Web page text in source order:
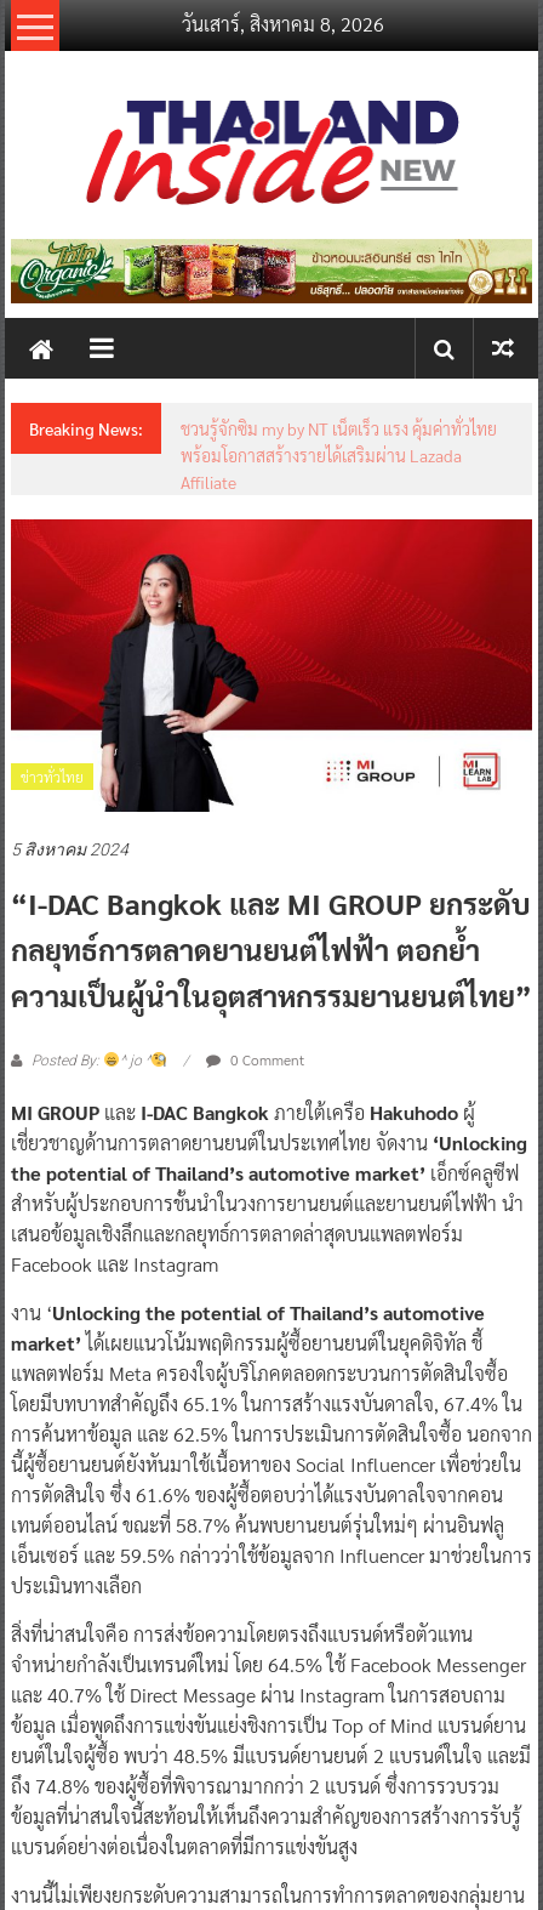
Skip
to
วันเสาร์, สิงหาคม 8, 2026
thailandinsidenew.com
Thailand
New
Breaking News:
ชวนรู้จักซิม my by NT เน็ตเร็ว แรง คุ้มค่าทั่วไทย
พร้อมโอกาสสร้างรายได้เสริมผ่าน Lazada
Affiliate
ข่าวทั่วไทย
5 สิงหาคม 2024
“I-DAC Bangkok และ MI GROUP ยกระดับ
กลยุทธ์การตลาดยานยนต์ไฟฟ้า ตอกย้ำ
ความเป็นผู้นำในอุตสาหกรรมยานยนต์ไทย”
Posted By: ^ jo ^ 0 Comment
MI GROUP และI-DAC Bangkok ภายใต้เครือ Hakuhodoผู้
เชี่ยวชาญด้านการตลาดยานยนต์ในประเทศไทย จัดงาน ‘Unlocking
the potential of Thailand’s automotive market’ เอ็กซ์คลูซีฟ
สำหรับผู้ประกอบการชั้นนำในวงการยานยนต์และยานยนต์ไฟฟ้า นำ
เสนอข้อมูลเชิงลึกและกลยุทธ์การตลาดล่าสุดบนแพลตฟอร์ม
Facebook และ Instagram
งาน ‘Unlocking the potential of Thailand’s automotive
market’ได้เผยแนวโน้มพฤติกรรมผู้ซื้อยานยนต์ในยุคดิจิทัล ชี้
แพลตฟอร์ม Meta ครองใจผู้บริโภคตลอดกระบวนการตัดสินใจซื้อ
โดยมีบทบาทสำคัญถึง 65.1% ในการสร้างแรงบันดาลใจ, 67.4% ใน
การค้นหาข้อมูล และ 62.5% ในการประเมินการตัดสินใจซื้อ นอกจาก
นี้ผู้ซื้อยานยนต์ยังหันมาใช้เนื้อหาของ Social Influencer เพื่อช่วยใน
การตัดสินใจ ซึ่ง 61.6% ของผู้ซื้อตอบว่าได้แรงบันดาลใจจากคอน
เทนต์ออนไลน์ ขณะที่ 58.7% ค้นพบยานยนต์รุ่นใหม่ๆ ผ่านอินฟลู
เอ็นเซอร์ และ 59.5% กล่าวว่าใช้ข้อมูลจาก Influencer มาช่วยในการ
ประเมินทางเลือก
สิ่งที่น่าสนใจคือ การส่งข้อความโดยตรงถึงแบรนด์หรือตัวแทน
จำหน่ายกำลังเป็นเทรนด์ใหม่ โดย 64.5% ใช้ Facebook Messenger
และ 40.7% ใช้ Direct Message ผ่าน Instagram ในการสอบถาม
ข้อมูล เมื่อพูดถึงการแข่งขันแย่งชิงการเป็น Top of Mind แบรนด์ยาน
ยนต์ในใจผู้ซื้อ พบว่า 48.5% มีแบรนด์ยานยนต์ 2 แบรนด์ในใจ และมี
ถึง 74.8% ของผู้ซื้อที่พิจารณามากกว่า 2 แบรนด์ ซึ่งการรวบรวม
ข้อมูลที่น่าสนใจนี้สะท้อนให้เห็นถึงความสำคัญของการสร้างการรับรู้
แบรนด์อย่างต่อเนื่องในตลาดที่มีการแข่งขันสูง
งานนี้ไม่เพียงยกระดับความสามารถในการทำการตลาดของกลุ่มยาน